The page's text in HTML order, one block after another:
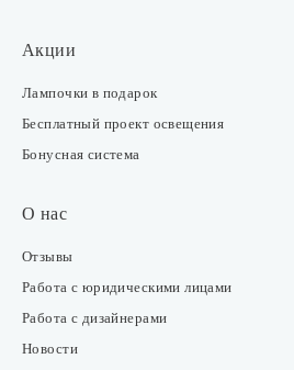
Акции
Лампочки в подарок
Бесплатный проект освещения
Бонусная система
О нас
Отзывы
Работа с юридическими лицами
Работа с дизайнерами
Новости